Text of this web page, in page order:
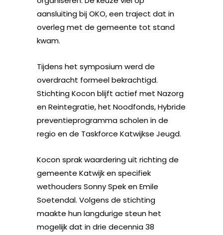
aansluiting bij OKO, een traject dat in
overleg met de gemeente tot stand
kwam.
Tijdens het symposium werd de
overdracht formeel bekrachtigd.
Stichting Kocon blijft actief met Nazorg
en Reintegratie, het Noodfonds, Hybride
preventieprogramma scholen in de
regio en de Taskforce Katwijkse Jeugd.
Kocon sprak waardering uit richting de
gemeente Katwijk en specifiek
wethouders Sonny Spek en Emile
Soetendal. Volgens de stichting
maakte hun langdurige steun het
mogelijk dat in drie decennia 38